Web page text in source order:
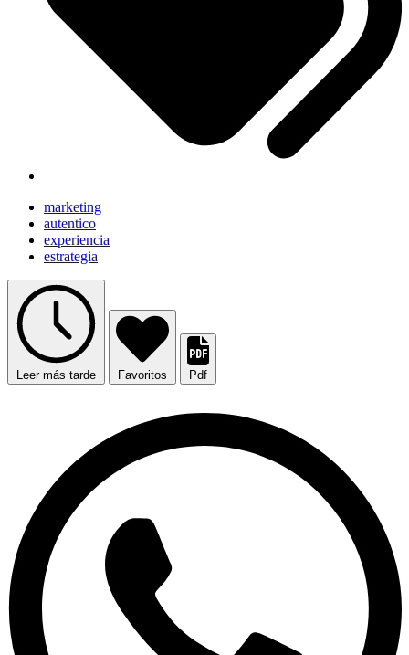
marketing
autentico
experiencia
estrategia
Leer más tarde Favoritos Pdf